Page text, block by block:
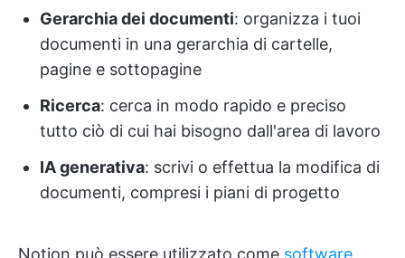
Gerarchia dei documenti: organizza i tuoi
documenti in una gerarchia di cartelle,
pagine e sottopagine
Ricerca: cerca in modo rapido e preciso
tutto ciò di cui hai bisogno dall'area di lavoro
IA generativa: scrivi o effettua la modifica di
documenti, compresi i piani di progetto
Notion può essere utilizzato come software